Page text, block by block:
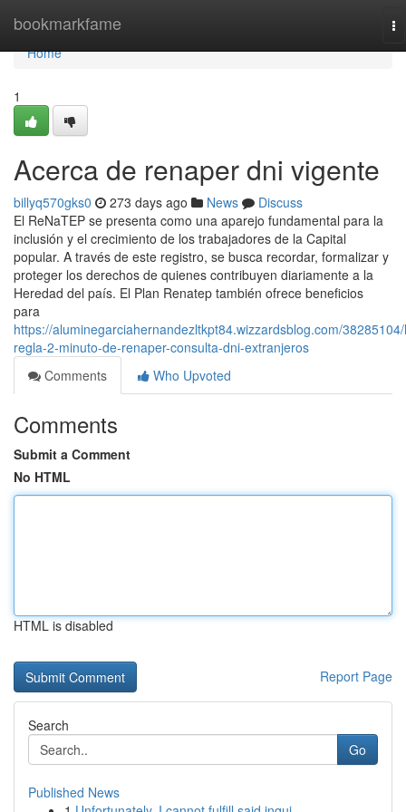
bookmarkfame
Home
Home
1
Acerca de renaper dni vigente
billyq570gks0 273 days ago News
Discuss
El⁣ ReNaTEP se presenta como ‍una ⁣aparejo fundamental para la
inclusión y el crecimiento de los trabajadores de la Capital
popular. ⁣A través de este registro,⁣ se busca recordar, formalizar y
proteger los derechos de quienes contribuyen diariamente a la
Heredad del país. El Plan Renatep también ofrece beneficios
para
https://aluminegarciahernandezltkpt84.wizzardsblog.com/
regla-2-minuto-de-renaper-consulta-dni-extranjeros
Comments
Who Upvoted
Comments
Submit a Comment
No HTML
HTML is disabled
Report Page
Search
Go
Published News